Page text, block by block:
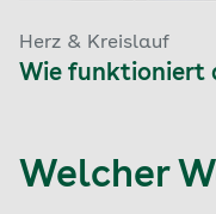
Herz & Kreislauf
Wie funktioniert
Welcher